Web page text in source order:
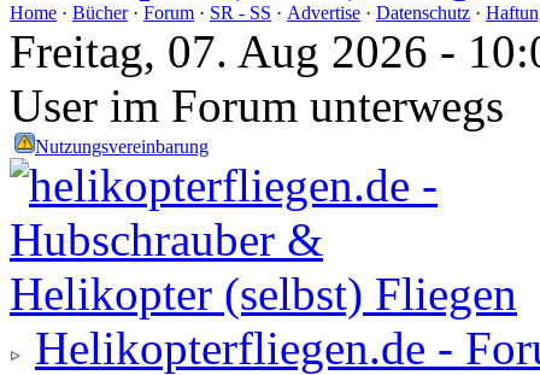
Home · Bücher· Forum · SR - SS · Advertise · Datenschutz ·
Freitag, 07. Aug 2026 -
User im Forum unterwegs
Nutzungsvereinbarung
Helikopterfliegen.de -